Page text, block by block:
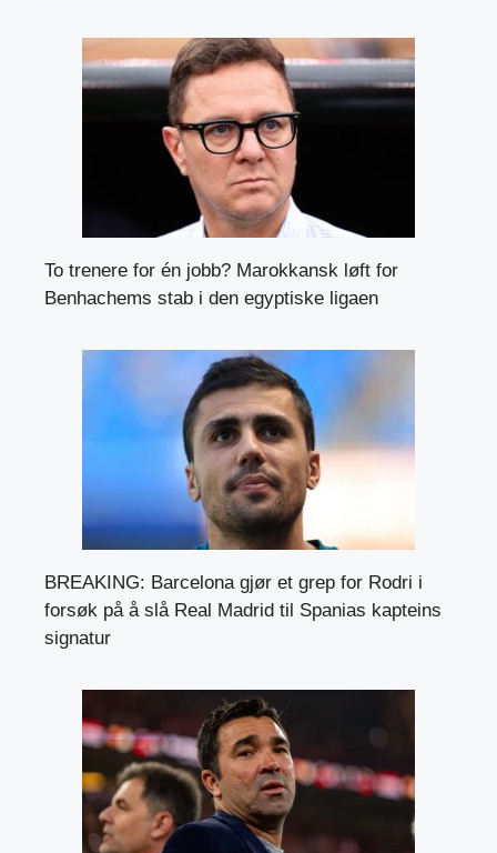
To trenere for én jobb? Marokkansk løft for
Benhachems stab i den egyptiske ligaen
BREAKING: Barcelona gjør et grep for Rodri i
forsøk på å slå Real Madrid til Spanias kapteins
signatur